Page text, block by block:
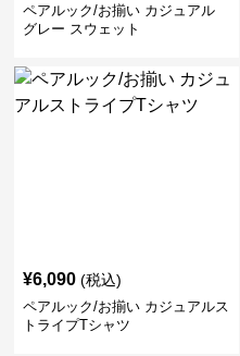
ペアルック/お揃い カジュアル
グレー スウェット
¥6,090 (税込)
ペアルック/お揃い カジュアルス
トライプTシャツ